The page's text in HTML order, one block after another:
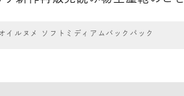
イルヌメ ソフトミディアムバックパック